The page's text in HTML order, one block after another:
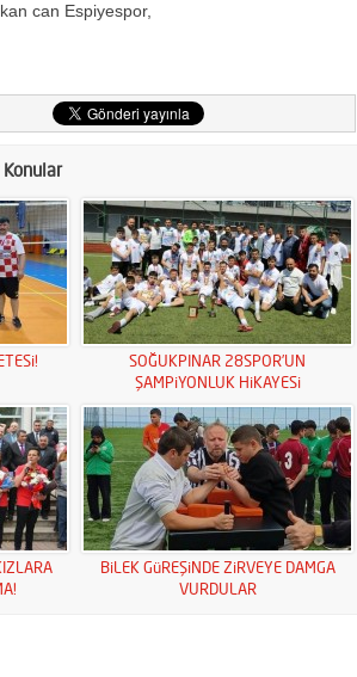
can Espiyespor,
SOĞUKPINAR 28SPOR’UN
ŞAMPiYONLUK HiKAYESi
BiLEK GüREŞiNDE ZiRVEYE DAMGA
VURDULAR